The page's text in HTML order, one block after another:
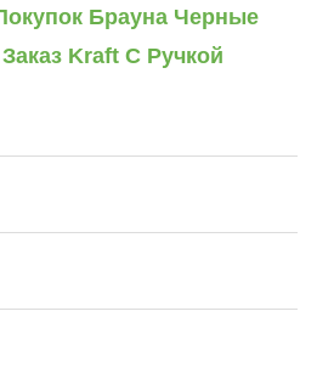
Брауна Черные
Kraft С Ручкой